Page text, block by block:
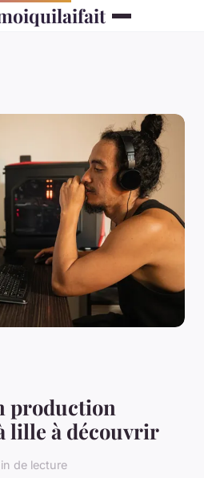
production
lille à découvrir
de lecture